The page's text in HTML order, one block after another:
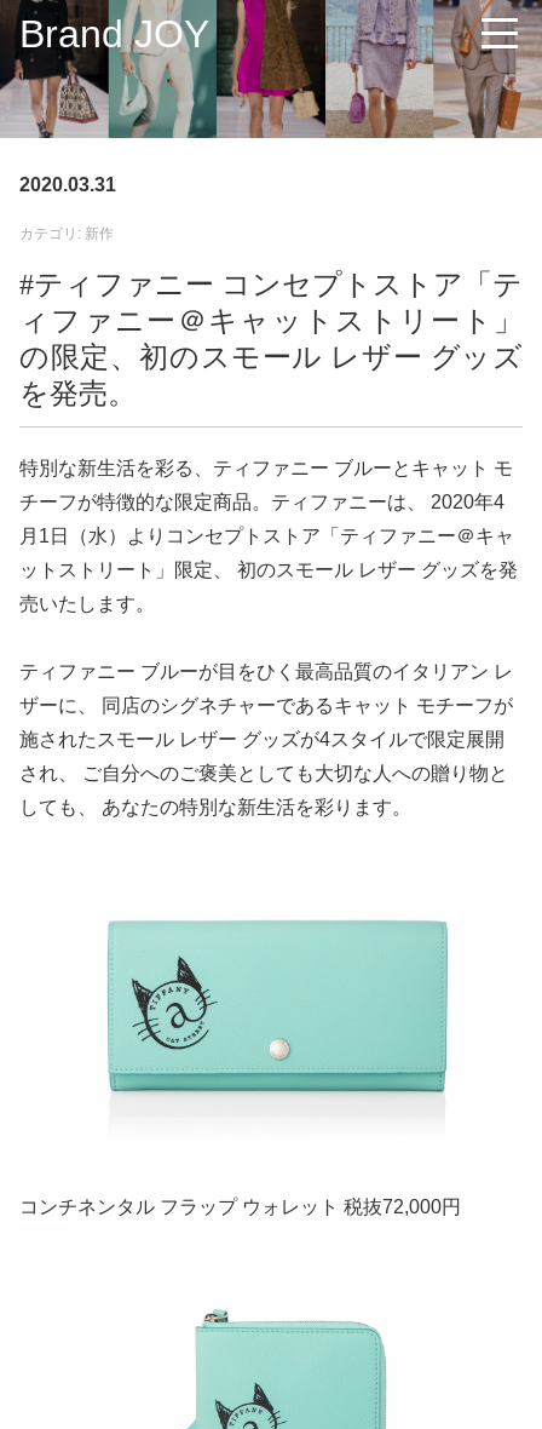
Brand JOY
2020.03.31
カテゴリ: 新作
#ティファニー コンセプトストア「テ
ィファニー＠キャットストリート」
の限定、初のスモール レザー グッズ
を発売。
特別な新生活を彩る、ティファニー ブルーとキャット モ
チーフが特徴的な限定商品。ティファニーは、 2020年4
月1日（水）よりコンセプトストア「ティファニー＠キャ
ットストリート」限定、 初のスモール レザー グッズを発
売いたします。
ティファニー ブルーが目をひく最高品質のイタリアン レ
ザーに、 同店のシグネチャーであるキャット モチーフが
施されたスモール レザー グッズが4スタイルで限定展開
され、 ご自分へのご褒美としても大切な人への贈り物と
しても、 あなたの特別な新生活を彩ります。
コンチネンタル フラップ ウォレット 税抜72,000円